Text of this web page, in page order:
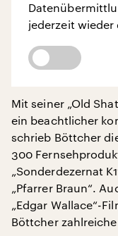
jederzeit wieder
Mit seiner „Old
ein beachtlicher
schrieb Böttcher
300
„Sonderdezernat
„Pfarrer Braun“.
„Edgar Wallace“-
Böttcher